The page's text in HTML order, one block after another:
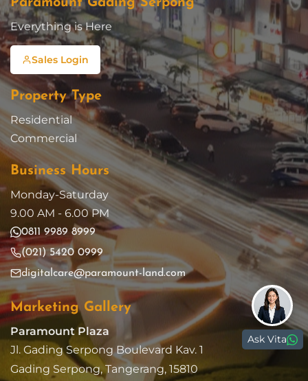
Paramount Gading Serpong
Everything is Here
Sales Login
Property Type
Residential
Commercial
Business Hours
Monday-Saturday
9.00 AM - 6.00 PM
0811 9989 8999
(021) 5420 0999
digitalcare@paramount-land.com
Marketing Gallery
Paramount Plaza
Jl. Gading Serpong Boulevard Kav. 1
Gading Serpong, Tangerang, 15810
Ask Vita